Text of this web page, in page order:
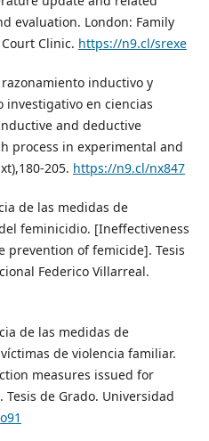
evaluation. London: Family
Clinic. https://n9.cl/srexe
razonamiento inductivo y
en ciencias
and deductive
process in experimental and
205. https://n9.cl/nx847
de las medidas de
feminicidio. [Ineffectiveness
prevention of femicide]. Tesis
Federico Villarreal.
de las medidas de
de violencia familiar.
measures issued for
de Grado. Universidad